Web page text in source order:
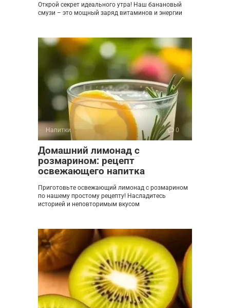
Открой секрет идеального утра! Наш банановый
смузи – это мощный заряд витаминов и энергии
Напитки 0
Домашний лимонад с
розмарином: рецепт
освежающего напитка
Приготовьте освежающий лимонад с розмарином
по нашему простому рецепту! Насладитесь
историей и неповторимым вкусом